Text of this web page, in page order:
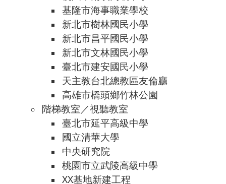
基隆市海事職業學校
新北市樹林國民小學
新北市昌平國民小學
新北市文林國民小學
臺北市建安國民小學
天主教台北總教區友倫廳
高雄市橋頭鄉竹林公園
階梯教室／視聽教室
臺北市延平高級中學
國立清華大學
中央研究院
桃園市立武陵高級中學
XX基地新建工程